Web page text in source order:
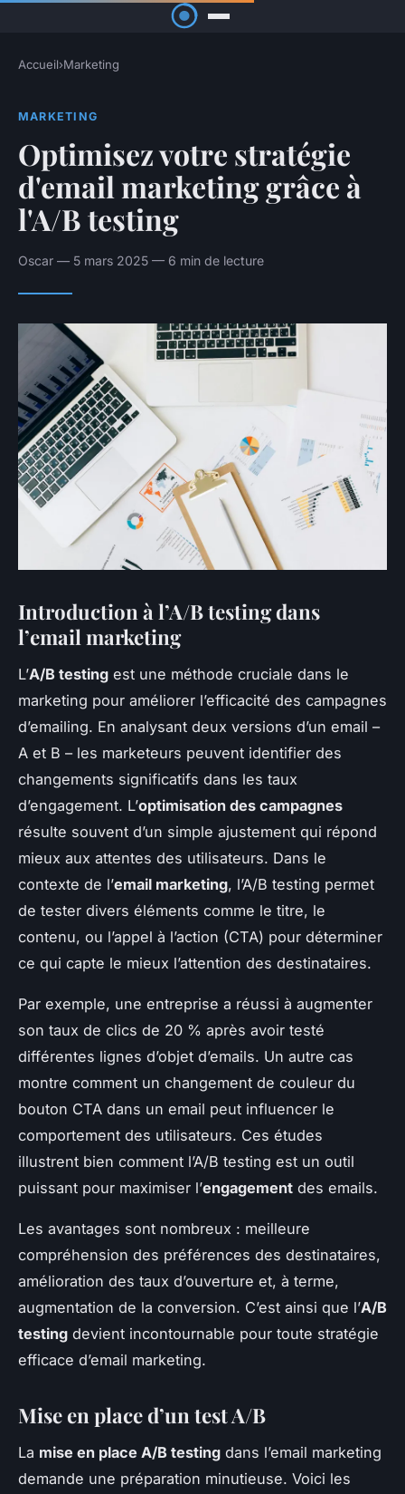
Accueil›Marketing
MARKETING
Optimisez votre stratégie
d'email marketing grâce à
l'A/B testing
Oscar — 5 mars 2025 — 6 min de lecture
Introduction à l’A/B testing dans
l’email marketing
L’A/B testing est une méthode cruciale dans le
marketing pour améliorer l’efficacité des campagnes
d’emailing. En analysant deux versions d’un email –
A et B – les marketeurs peuvent identifier des
changements significatifs dans les taux
d’engagement. L’optimisation des campagnes
résulte souvent d’un simple ajustement qui répond
mieux aux attentes des utilisateurs. Dans le
contexte de l’email marketing, l’A/B testing permet
de tester divers éléments comme le titre, le
contenu, ou l’appel à l’action (CTA) pour déterminer
ce qui capte le mieux l’attention des destinataires.
Par exemple, une entreprise a réussi à augmenter
son taux de clics de 20 % après avoir testé
différentes lignes d’objet d’emails. Un autre cas
montre comment un changement de couleur du
bouton CTA dans un email peut influencer le
comportement des utilisateurs. Ces études
illustrent bien comment l’A/B testing est un outil
puissant pour maximiser l’engagement des emails.
Les avantages sont nombreux : meilleure
compréhension des préférences des destinataires,
amélioration des taux d’ouverture et, à terme,
augmentation de la conversion. C’est ainsi que l’A/B
testing devient incontournable pour toute stratégie
efficace d’email marketing.
Mise en place d’un test A/B
La mise en place A/B testing dans l’email marketing
demande une préparation minutieuse. Voici les